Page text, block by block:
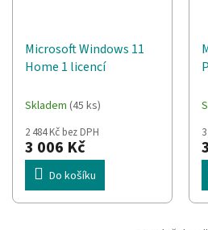
Microsoft Windows 11
Home 1 licencí
Skladem (45 ks)
2 484 Kč bez DPH
3 006 Kč
Do košíku